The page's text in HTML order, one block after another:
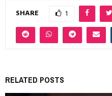
SHARE 1
RELATED POSTS